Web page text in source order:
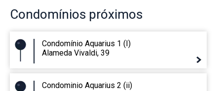
Condomínios próximos
Condomínio Aquarius 1 (I)
Alameda Vivaldi, 39
Condominio Aquarius 2 (ii)